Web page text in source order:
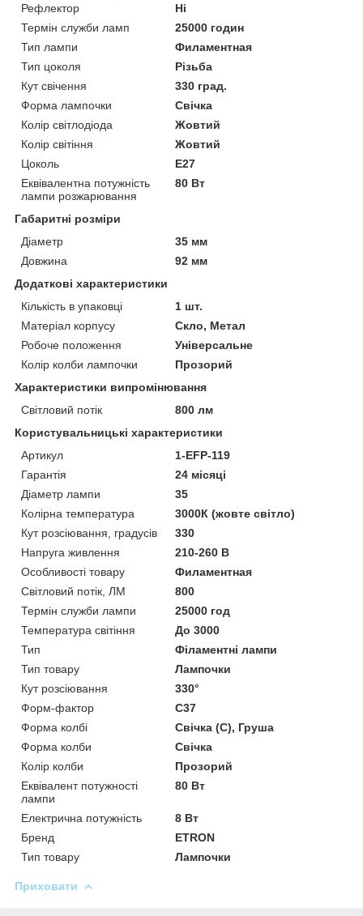
Рефлектор
Ні
Термін служби ламп
25000 годин
Тип лампи
Филаментная
Тип цоколя
Різьба
Кут свічення
330 град.
Форма лампочки
Свічка
Колір світлодіода
Жовтий
Колір світіння
Жовтий
Цоколь
E27
Еквівалентна потужність
лампи розжарювання
80 Вт
Габаритні розміри
Діаметр
35 мм
Довжина
92 мм
Додаткові характеристики
Кількість в упаковці
1 шт.
Матеріал корпусу
Скло, Метал
Робоче положення
Універсальне
Колір колби лампочки
Прозорий
Характеристики випромінювання
Світловий потік
800 лм
Користувальницькі характеристики
Артикул
1-EFP-119
Гарантія
24 місяці
Діаметр лампи
35
Колірна температура
3000К (жовте світло)
Кут розсіювання, градусів
330
Напруга живлення
210-260 В
Особливості товару
Филаментная
Світловий потік, ЛМ
800
Термін служби лампи
25000 год
Температура світіння
До 3000
Тип
Філаментні лампи
Тип товару
Лампочки
Кут розсіювання
330°
Форм-фактор
C37
Форма колбі
Свічка (С), Груша
Форма колби
Свічка
Колір колби
Прозорий
Еквівалент потужності
лампи
80 Вт
Електрична потужність
8 Вт
Бренд
ETRON
Тип товару
Лампочки
Приховати